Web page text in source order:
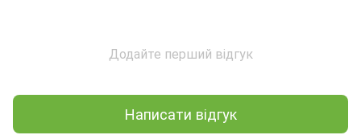
Додайте перший відгук
Написати відгук